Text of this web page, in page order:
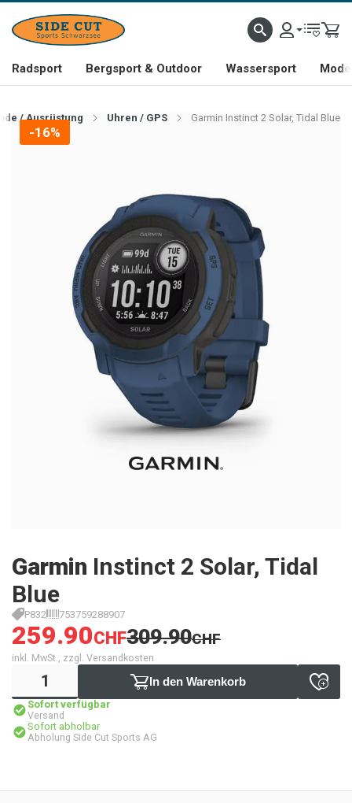
Radsport Bergsport & Outdoor Wassersport
/ Ausrüstung Uhren / GPS Garmin Instinct 2 Solar, Tidal Blue
-16%
Garmin Instinct 2 Solar, Tidal
Blue
P832 753759288907
259.90CHF309.90CHF
inkl. MwSt., zzgl. Versandkosten
In den Warenkorb
Sofort verfügbar
Versand
Sofort abholbar
Abholung Side Cut Sports AG